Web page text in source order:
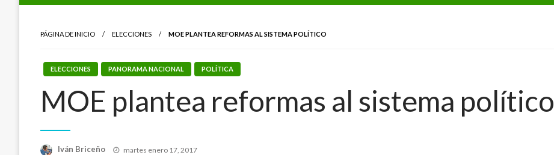
PÁGINA DE INICIO ELECCIONES MOE PLANTEA REFORMAS AL SISTEMA POLÍTICO
ELECCIONES PANORAMA NACIONAL POLÍTICA
MOE plantea reformas al sistema político
Iván Briceño
Publicado
martes enero 17, 2017